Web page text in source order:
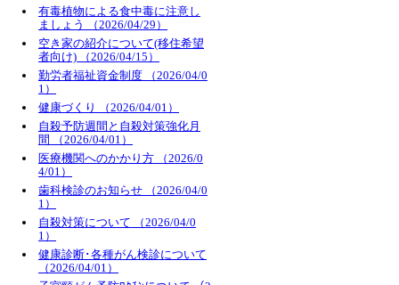
有毒植物による食中毒に注意し
ましょう （2026/04/29）
空き家の紹介について(移住希望
者向け) （2026/04/15）
勤労者福祉資金制度 （2026/04/0
1）
健康づくり （2026/04/01）
自殺予防週間と自殺対策強化月
間 （2026/04/01）
医療機関へのかかり方 （2026/0
4/01）
歯科検診のお知らせ （2026/04/0
1）
自殺対策について （2026/04/0
1）
健康診断･各種がん検診について
（2026/04/01）